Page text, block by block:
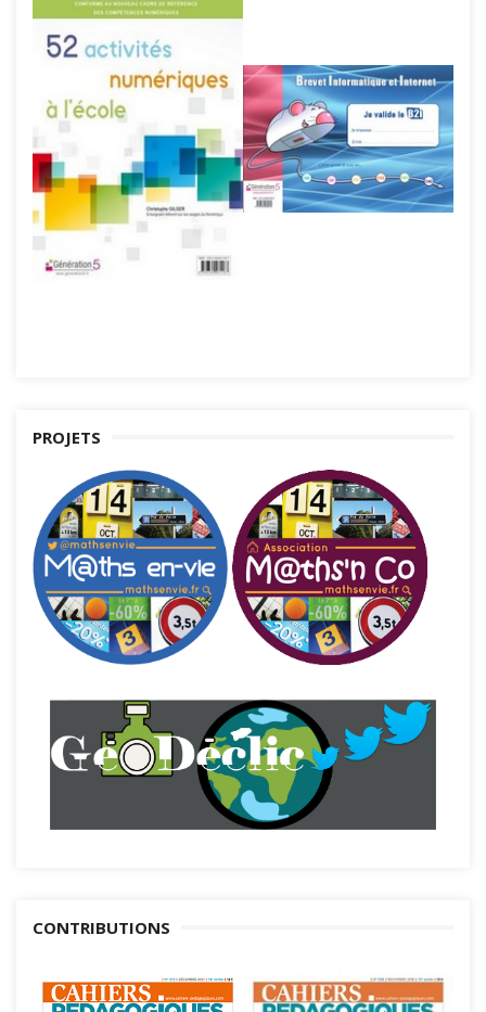
PROJETS
CONTRIBUTIONS